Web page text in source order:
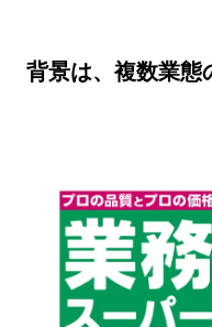
背景は、複数業態